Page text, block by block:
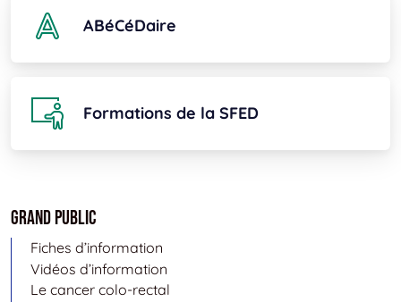
ABéCéDaire
Formations de la SFED
Grand public
Fiches d’information
Vidéos d’information
Le cancer colo-rectal